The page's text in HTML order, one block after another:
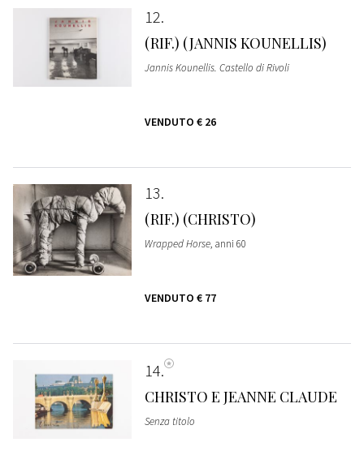
12
(RIF.) (JANNIS KOUNELLIS)
Jannis Kounellis. Castello di Rivoli
VENDUTO € 26
13
(RIF.) (CHRISTO)
Wrapped Horse, anni 60
VENDUTO € 77
14
CHRISTO E JEANNE CLAUDE
Senza titolo